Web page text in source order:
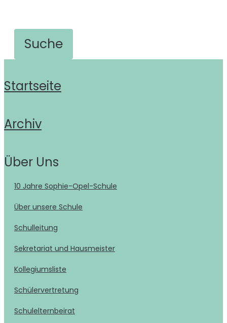
Startseite
Archiv
Über Uns
10 Jahre Sophie-Opel-Schule
Über unsere Schule
Schulleitung
Sekretariat und Hausmeister
Kollegiumsliste
Schülervertretung
Schulelternbeirat